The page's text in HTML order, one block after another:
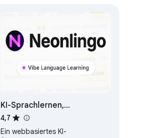
KI-Sprachlernen,
Übersetzung,
Wortmarkierung –
4,7
Ein webbasiertes KI-